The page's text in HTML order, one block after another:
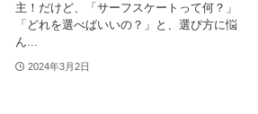
主！だけど、「サーフスケートって何？」
「どれを選べばいいの？」と、選び方に悩
ん...
2024年3月2日